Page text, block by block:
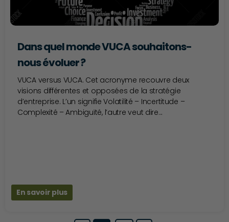
Dans quel monde VUCA souhaitons-
nous évoluer ?
VUCA versus VUCA. Cet acronyme recouvre deux
visions différentes et opposées de la stratégie
d’entreprise. L’un signifie Volatilité – Incertitude –
Complexité – Ambiguïté, l’autre veut dire...
En savoir plus